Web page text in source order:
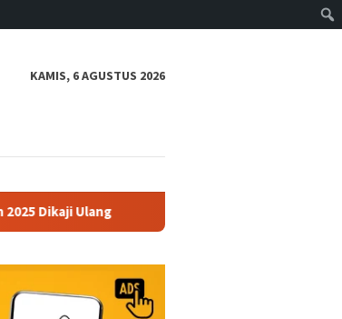
KAMIS, 6 AGUSTUS 2026
Ulang Polres Siak Pastikan Kematian dr. Alex